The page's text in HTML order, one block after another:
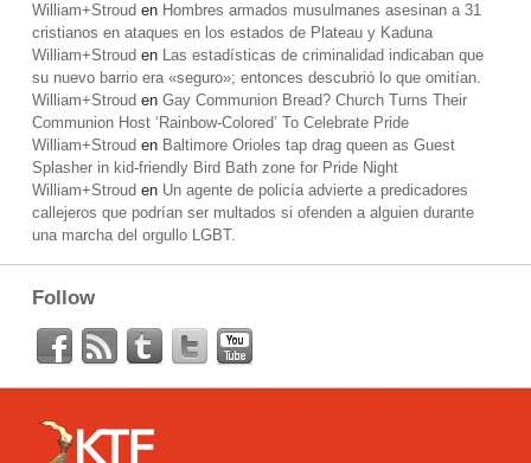
William+Stroud en Hombres armados musulmanes asesinan a 31
cristianos en ataques en los estados de Plateau y Kaduna
William+Stroud en Las estadísticas de criminalidad indicaban que
su nuevo barrio era «seguro»; entonces descubrió lo que omitían.
William+Stroud en Gay Communion Bread? Church Turns Their
Communion Host ‘Rainbow-Colored’ To Celebrate Pride
William+Stroud en Baltimore Orioles tap drag queen as Guest
Splasher in kid-friendly Bird Bath zone for Pride Night
William+Stroud en Un agente de policía advierte a predicadores
callejeros que podrían ser multados si ofenden a alguien durante
una marcha del orgullo LGBT.
Follow